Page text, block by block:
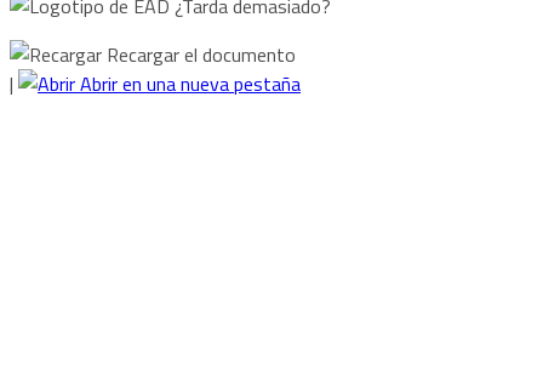
¿Tarda demasiado?
Recargar el documento
|
Abrir en una nueva pestaña